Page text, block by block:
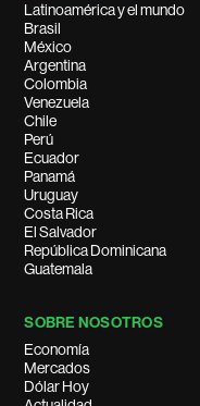
Latinoamérica y el mundo
Brasil
México
Argentina
Colombia
Venezuela
Chile
Perú
Ecuador
Panamá
Uruguay
Costa Rica
El Salvador
República Dominicana
Guatemala
SOBRE NOSOTROS
Economía
Mercados
Dólar Hoy